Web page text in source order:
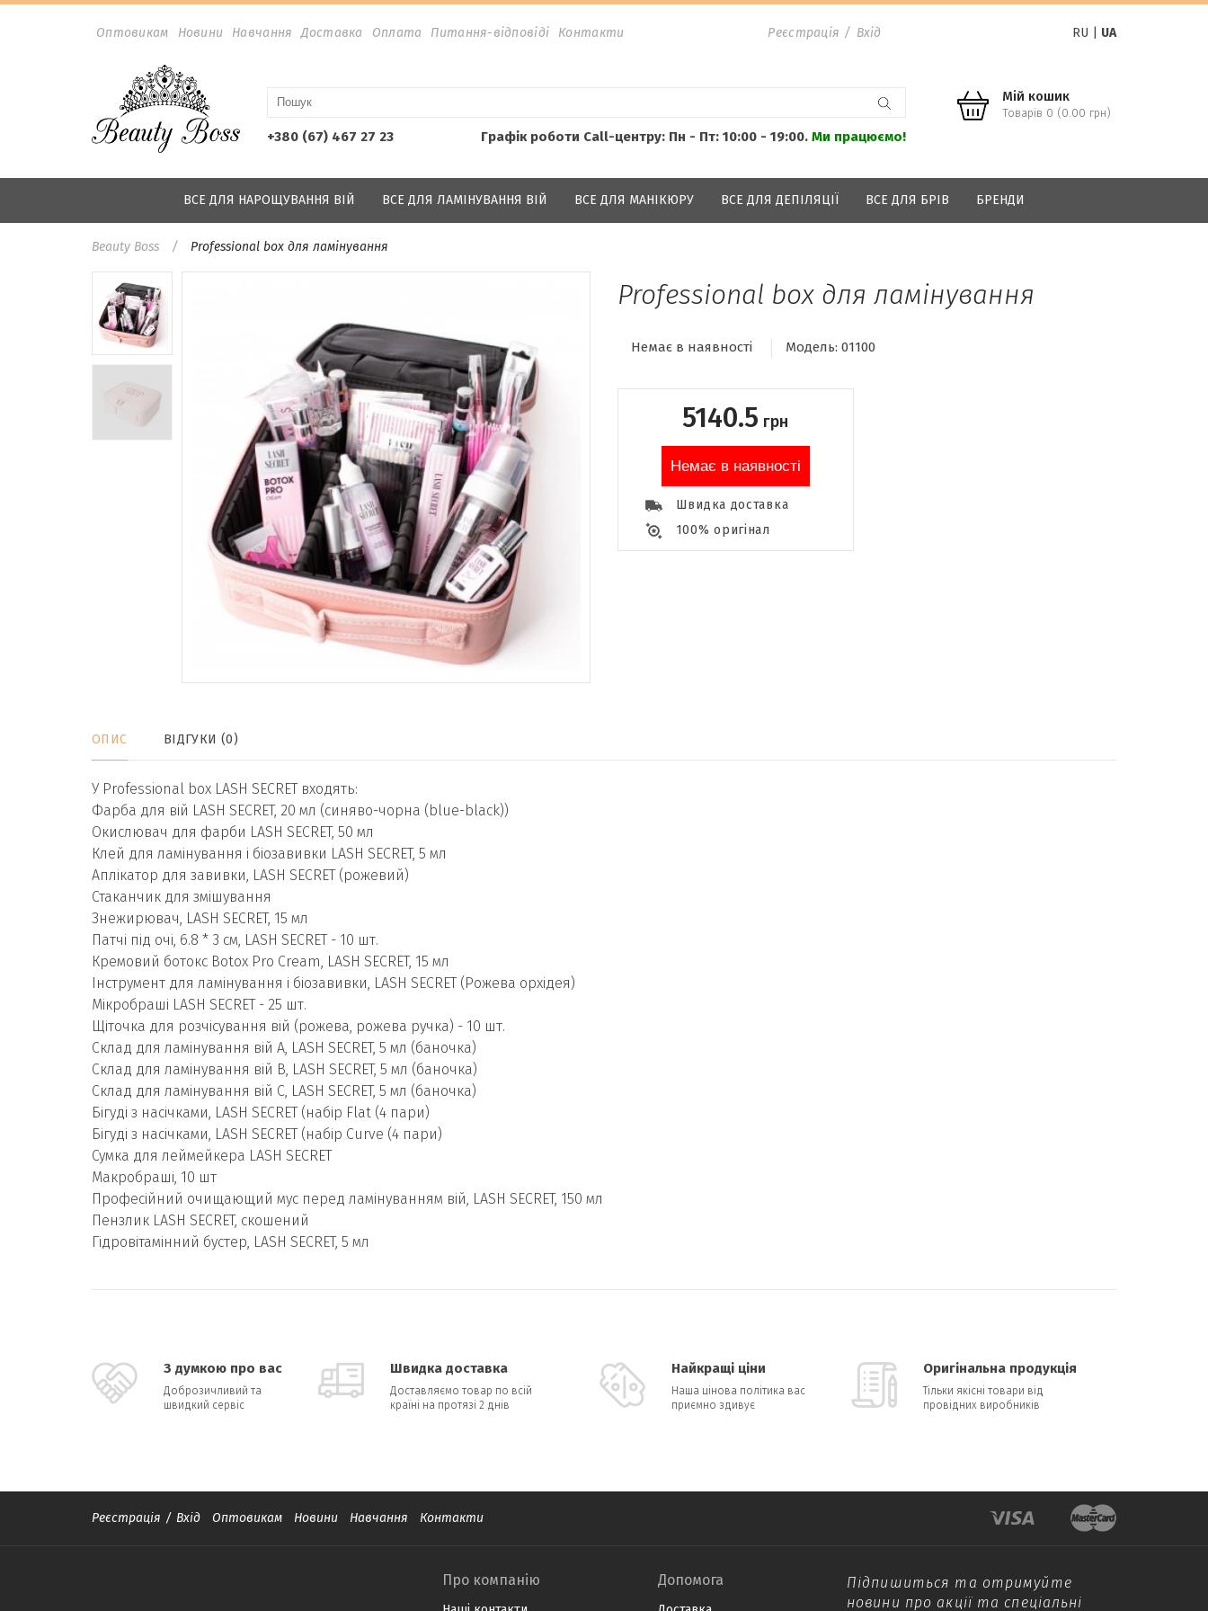
Оптовикам Новини Навчання Доставка Оплата Питання-відповіді Контакти Реєстрація / Вхід RU UA
+380 (67) 467 27 23 Графік роботи Call-центру: Пн - Пт: 10:00 - 19:00. Ми працюємо!
Мій кошик
Товарів 0 (0.00 грн)
ВСЕ ДЛЯ НАРОЩУВАННЯ ВІЙ ВСЕ ДЛЯ ЛАМІНУВАННЯ ВІЙ ВСЕ ДЛЯ МАНІКЮРУ ВСЕ ДЛЯ ДЕПІЛЯЦІЇ ВСЕ ДЛЯ БРІВ БРЕНДИ
Beauty Boss Professional box для ламінування
Professional box для ламінування
Немає в наявності Модель: 01100
5140.5 грн
Немає в наявності
Швидка доставка
100% оригінал
ОПИС ВІДГУКИ (0)
У Professional box LASH SECRET входять:
Фарба для вій LASH SECRET, 20 мл (синяво-чорна (blue-black))
Окислювач для фарби LASH SECRET, 50 мл
Клей для ламінування і біозавивки LASH SECRET, 5 мл
Аплікатор для завивки, LASH SECRET (рожевий)
Стаканчик для змішування
Знежирювач, LASH SECRET, 15 мл
Патчі під очі, 6.8 * 3 см, LASH SECRET - 10 шт.
Кремовий ботокс Botox Pro Cream, LASH SECRET, 15 мл
Інструмент для ламінування і біозавивки, LASH SECRET (Рожева орхідея)
Мікробраші LASH SECRET - 25 шт.
Щіточка для розчісування вій (рожева, рожева ручка) - 10 шт.
Склад для ламінування вій A, LASH SECRET, 5 мл (баночка)
Склад для ламінування вій B, LASH SECRET, 5 мл (баночка)
Склад для ламінування вій C, LASH SECRET, 5 мл (баночка)
Бігуді з насічками, LASH SECRET (набір Flat (4 пари)
Бігуді з насічками, LASH SECRET (набір Curve (4 пари)
Сумка для леймейкера LASH SECRET
Макробраші, 10 шт
Професійний очищающий мус перед ламінуванням вій, LASH SECRET, 150 мл
Пензлик LASH SECRET, скошений
Гідровітамінний бустер, LASH SECRET, 5 мл
З думкою про вас
Доброзичливий та
швидкий сервіс
Швидка доставка
Доставляємо товар по всій
країні на протязі 2 днів
Найкращі ціни
Наша цінова політика вас
приємно здивує
Оригінальна продукція
Тільки якісні товари від
провідних виробників
Реєстрація / Вхід Оптовикам Новини Навчання Контакти
Про компанію Допомога
Підпишиться та отримуйте
новини про акції та спеціальні